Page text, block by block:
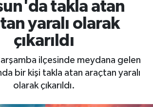
takla atan
yaralı olarak
çıkarıldı
ilçesinde meydana gelen
bir kişi takla atan araçtan yaralı
olarak çıkarıldı.